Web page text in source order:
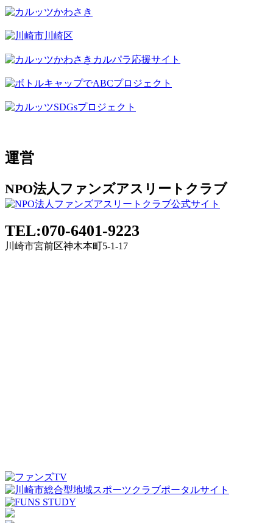
運営
NPO法人ファンズアスリートクラブ
TEL:070-6401-9223
川崎市宮前区神木本町5-1-17